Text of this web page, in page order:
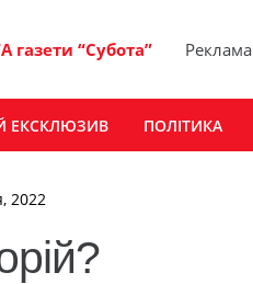
газети “Субота” Реклама
ЕКСКЛЮЗИВ ПОЛІТИКА
2022